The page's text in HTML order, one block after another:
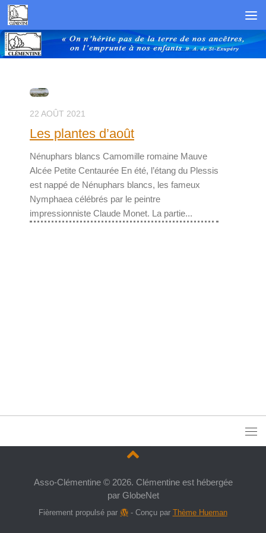
Skip to content
22 AOÛT 2021
Les plantes d’août
Nénuphars blancs Camomille romaine Mauve
Alcée Petite Centaurée En été, l’étang du Plessis
est nappé de Nénuphars blancs, les fameux
Nymphaea célébrés par le peintre
impressionniste Claude Monet. La partie...
Asso-Clémentine © 2026. Clémentine est hébergée
par GlobeNet
Fièrement propulsé par - Conçu par Thème Hueman